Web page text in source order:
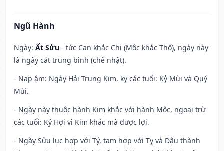
Ngũ Hành
Ngày: Ất Sửu - tức Can khắc Chi (Mộc khắc Thổ), ngày này
là ngày cát trung bình (chế nhật).
- Nạp âm: Ngày Hải Trung Kim, kỵ các tuổi: Kỷ Mùi và Quý
Mùi.
- Ngày này thuộc hành Kim khắc với hành Mộc, ngoại trừ
các tuổi: Kỷ Hợi vì Kim khắc mà được lợi.
- Ngày Sửu lục hợp với Tý, tam hợp với Tỵ và Dậu thành